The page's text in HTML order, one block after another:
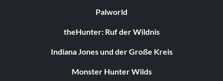
Palworld
theHunter: Ruf der Wildnis
Indiana Jones und der Große Kreis
Monster Hunter Wilds